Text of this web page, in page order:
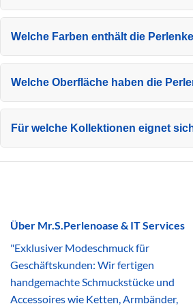
Welche Farben enthält die
Welche Oberfläche haben die
Für welche Kollektionen eignet
Über Mr.S.Perlenoase & IT Services
"Exklusiver Modeschmuck für
Geschäftskunden: Wir fertigen
handgemachte Schmuckstücke und
Accessoires wie Ketten, Armbänder,